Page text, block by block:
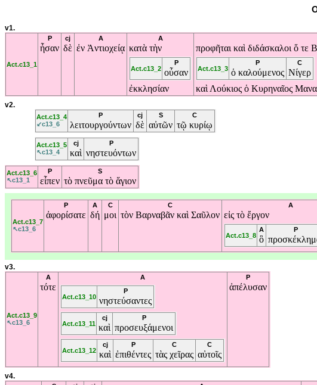
v1.
Act.c13_1
P
ἦσαν
cj
δὲ
A
ἐν Ἀντιοχείᾳ
A
κατὰ τὴν
Act.c13_2
P
οὖσαν
ἐκκλησίαν
προφῆται καὶ διδάσκαλοι ὅ τε
Act.c13_3
P
ὁ καλούμενος
C
Νίγερ
καὶ Λούκιος ὁ Κυρηναῖος
v2.
Act.c13_4
↙c13_6
P
λειτουργούντων
cj
δὲ
S
αὐτῶν
C
τῷ κυρίῳ
Act.c13_5
↖c13_4
cj
καὶ
P
νηστευόντων
Act.c13_6
↖c13_1
P
εἶπεν
S
τὸ πνεῦμα τὸ ἅγιον
Act.c13_7
↖c13_6
P
ἀφορίσατε
A
δή
C
μοι
C
τὸν Βαρναβᾶν καὶ Σαῦλον
A
εἰς τὸ ἔργον
Act.c13_8
A
ὃ
P
v3.
Act.c13_9
↖c13_6
A
τότε
A
Act.c13_10
P
νηστεύσαντες
Act.c13_11
cj
καὶ
P
προσευξάμενοι
Act.c13_12
cj
καὶ
P
ἐπιθέντες
C
τὰς χεῖρας
C
αὐτοῖς
P
ἀπέλυσαν
v4.